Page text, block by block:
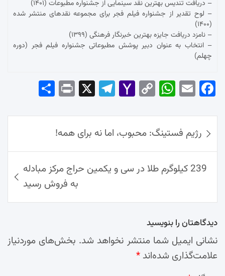
– دریافت تندیس بهترین نقد سینمایی از جشنواره مطبوعات (۱۴۰۱)
– لوح تقدیر از جشنواره فیلم فجر برای مجموعه نقدهای منتشر شده
(۱۴۰۰)
– نامزد دریافت جایزه بهترین خبرنگار فرهنگی (۱۳۹۹)
– انتخاب به عنوان دبیر پوشش مطبوعاتی جشنواره فیلم فجر (دوره
چهلم)
Fac
ok
Em
Wh
Ap
p
Co
Lin
k
Yah
Mai
l
Tel
am
Pri
راهبری
نوشته‌ها
رژیم فستینگ: محبوب، اما نه برای همه!
239 کیلوگرم طلا در سی و یکمین حراج مرکز مبادله
به فروش رسید
دیدگاهتان را بنویسید
نشانی ایمیل شما منتشر نخواهد شد. بخش‌های موردنیاز
علامت‌گذاری شده‌اند *